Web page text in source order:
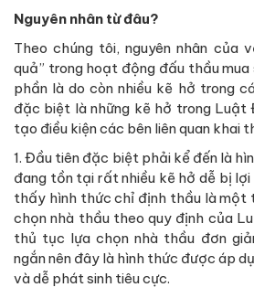
Nguyên nhân từ đâu?
Theo chúng tôi, nguyên nhân của
quả” trong hoạt động đấu thầu
phần là do còn nhiều kẽ hở trong
đặc biệt là những kẽ hở trong
tạo điều kiện các bên liên quan khai
1. Đầu tiên đặc biệt phải kể đến là
đang tồn tại rất nhiều kẽ hở dễ bị
thấy hình thức chỉ định thầu là một
chọn nhà thầu theo quy định của
thủ tục lựa chọn nhà thầu đơn
ngắn nên đây là hình thức được áp
và dễ phát sinh tiêu cực.